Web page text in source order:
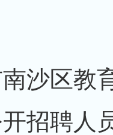
沙区教
招聘人